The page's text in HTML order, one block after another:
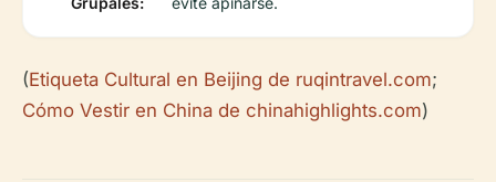
(Etiqueta Cultural en Beijing de ruqintravel.com;
Cómo Vestir en China de chinahighlights.com)